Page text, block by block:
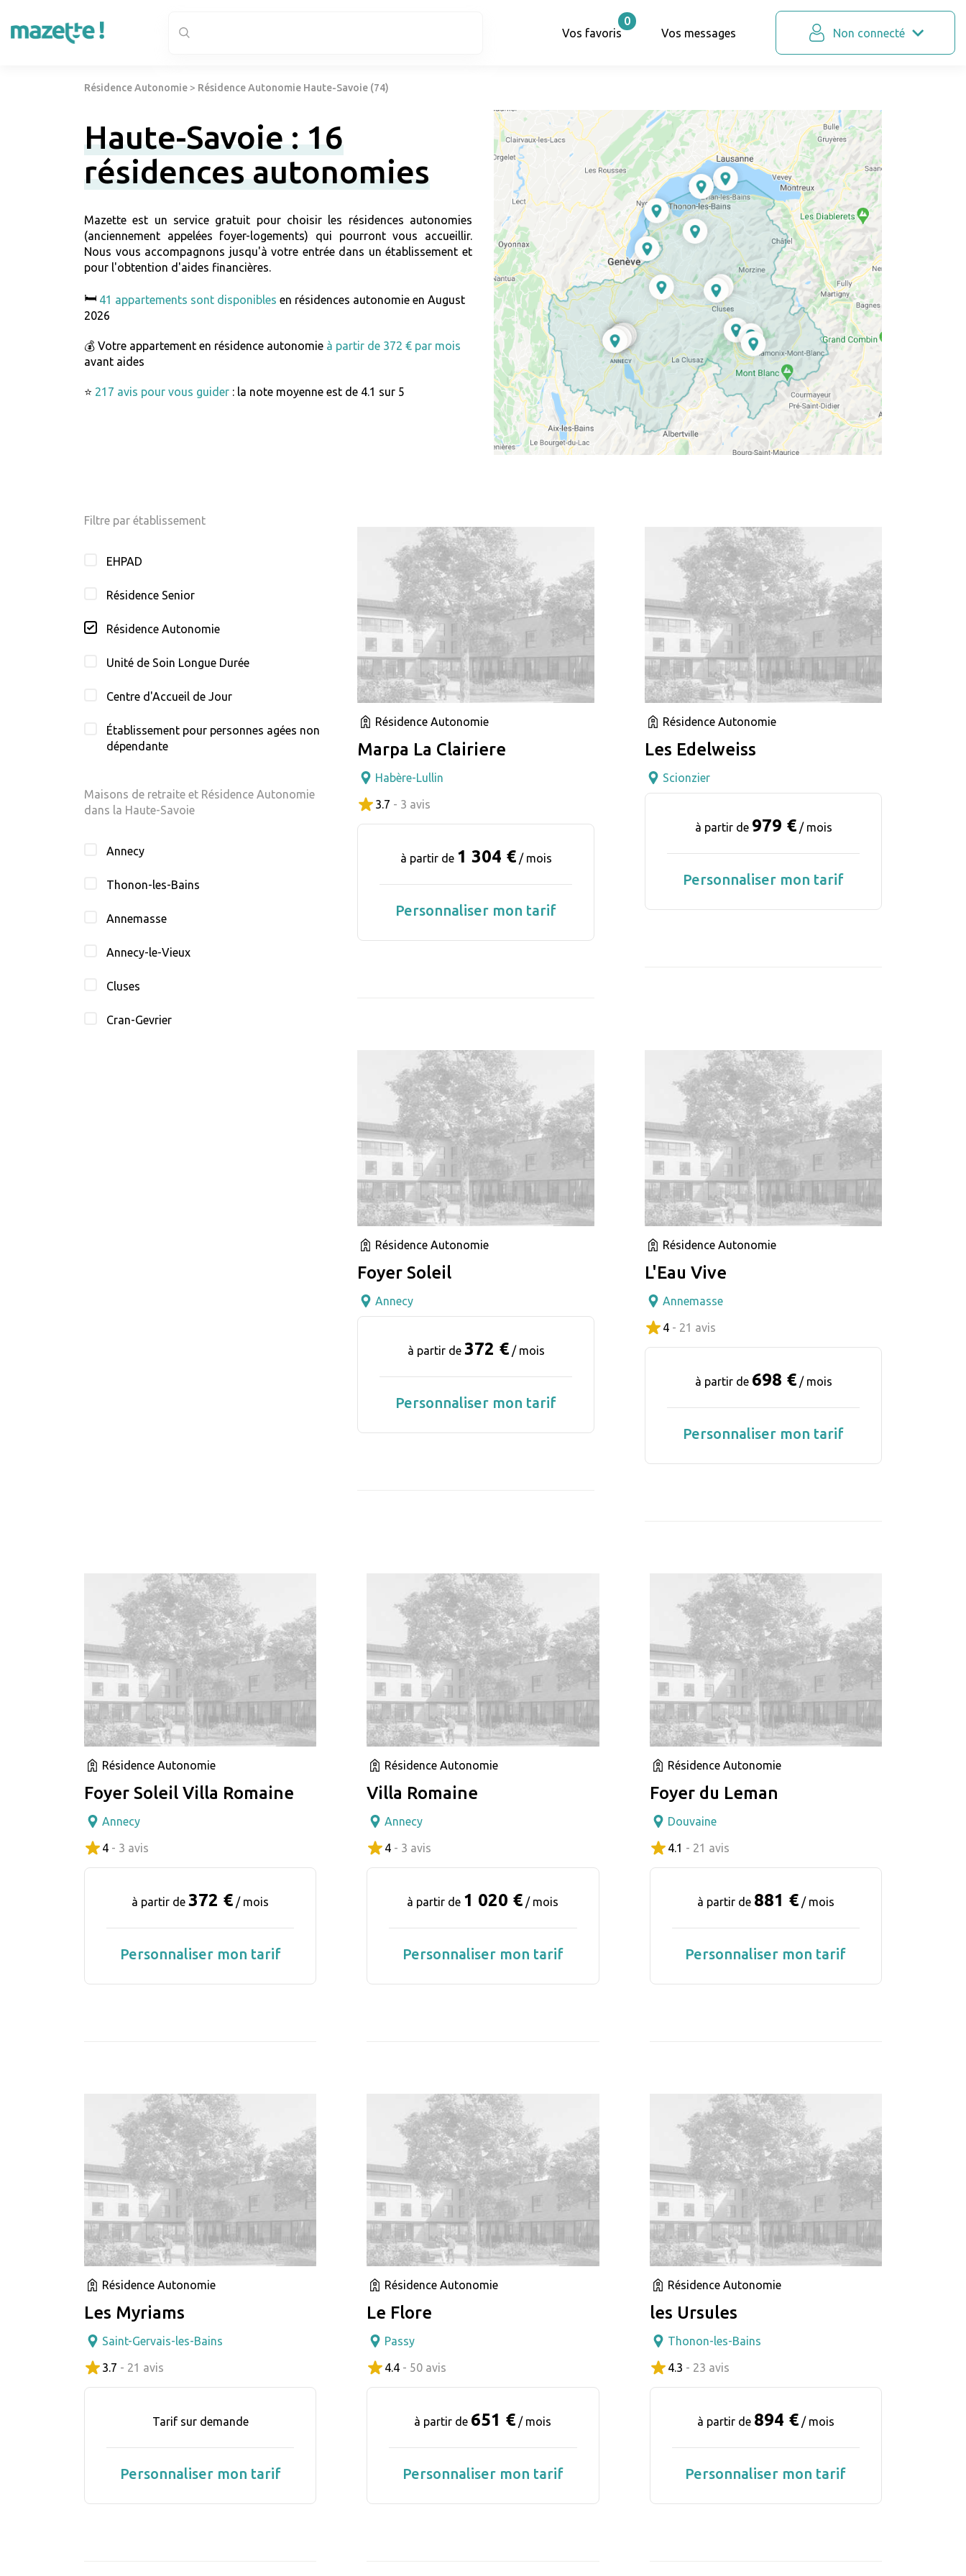
Vos favoris
0
Vos messages
Non connecté
Résidence Autonomie > Résidence Autonomie Haute-Savoie (74)
Haute-Savoie : 16
résidences autonomies
Mazette est un service gratuit pour choisir les résidences autonomies
(anciennement appelées foyer-logements) qui pourront vous accueillir.
Nous vous accompagnons jusqu'à votre entrée dans un établissement et
pour l'obtention d'aides financières.
🛏️ 41 appartements sont disponibles en résidences autonomie en August
2026
💰 Votre appartement en résidence autonomie à partir de 372 € par mois
avant aides
⭐ 217 avis pour vous guider : la note moyenne est de 4.1 sur 5
Filtre par établissement
EHPAD
Résidence Senior
Résidence Autonomie
Unité de Soin Longue Durée
Centre d'Accueil de Jour
Établissement pour personnes agées non
dépendante
Maisons de retraite et Résidence Autonomie
dans la Haute-Savoie
Annecy
Thonon-les-Bains
Annemasse
Annecy-le-Vieux
Cluses
Cran-Gevrier
Résidence Autonomie
Marpa La Clairiere
Habère-Lullin
3.7 - 3 avis
à partir de 1 304 € / mois
Personnaliser mon tarif
Résidence Autonomie
Les Edelweiss
Scionzier
à partir de 979 € / mois
Personnaliser mon tarif
Résidence Autonomie
Foyer Soleil
Annecy
à partir de 372 € / mois
Personnaliser mon tarif
Résidence Autonomie
L'Eau Vive
Annemasse
4 - 21 avis
à partir de 698 € / mois
Personnaliser mon tarif
Résidence Autonomie
Foyer Soleil Villa Romaine
Annecy
4 - 3 avis
à partir de372 € / mois
Personnaliser mon tarif
Résidence Autonomie
Villa Romaine
Annecy
4 - 3 avis
à partir de 1 020 € / mois
Personnaliser mon tarif
Résidence Autonomie
Foyer du Leman
Douvaine
4.1 - 21 avis
à partir de 881 € / mois
Personnaliser mon tarif
Résidence Autonomie
Les Myriams
Saint-Gervais-les-Bains
3.7 - 21 avis
Tarif sur demande
Personnaliser mon tarif
Résidence Autonomie
Le Flore
Passy
4.4 - 50 avis
à partir de 651 € / mois
Personnaliser mon tarif
Résidence Autonomie
les Ursules
Thonon-les-Bains
4.3 - 23 avis
à partir de 894 € / mois
Personnaliser mon tarif